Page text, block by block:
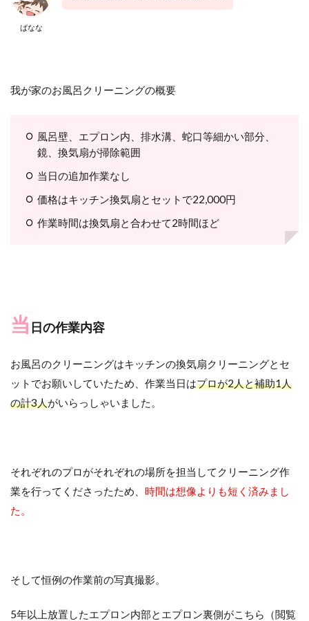
ばなな
我が家のお風呂クリーニングの概要
風呂壁、エプロン内、排水溝、蛇口等細かい部分、
鏡、換気扇が掃除範囲
当日の追加作業なし
価格はキッチン換気扇とセットで22,000円
作業時間は換気扇と合わせて2時間ほど
当 日の作業内容
お風呂のクリーニングはキッチンの換気扇クリーニングとセ
ットでお願いしていたため、作業当日はプロが2人と補助1人
の計3人がいらっしゃいました。
それぞれのプロがそれぞれの場所を担当してクリーニング作
業を行ってくださったため、 時間は想像よりも短く済みまし
た。
そして恒例の作業前の写真撮影。
5年以上放置したエプロン内部とエプロン裏側がこちら（閲覧